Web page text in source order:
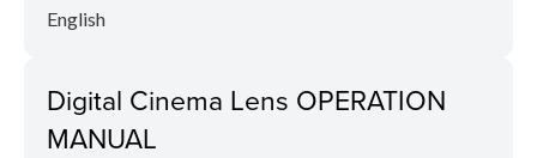
English
Digital Cinema Lens OPERATION
MANUAL